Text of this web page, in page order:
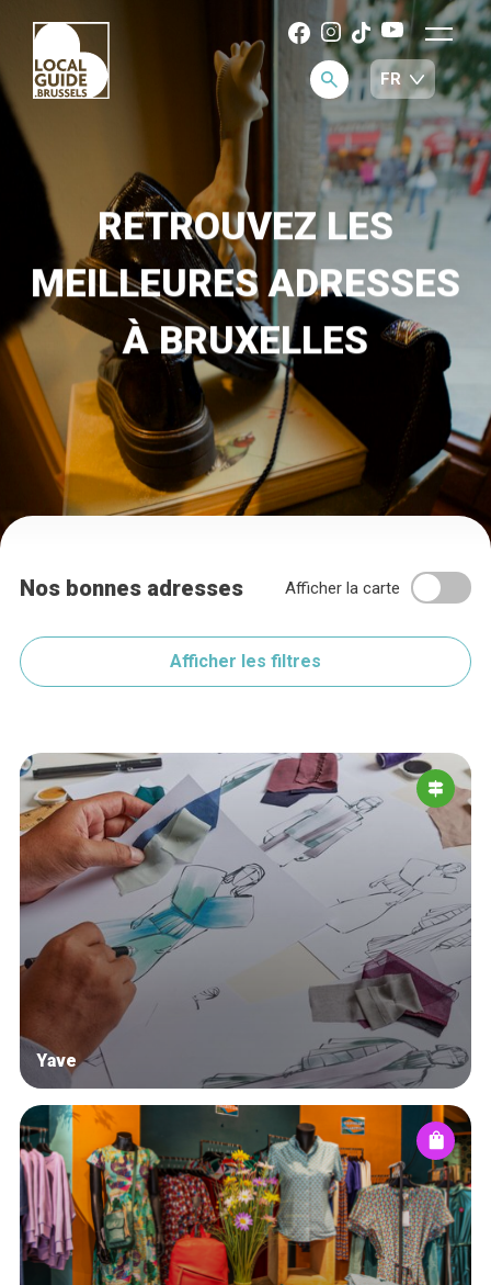
RETROUVEZ LES
MEILLEURES ADRESSES
À BRUXELLES
Nos bonnes adresses Afficher la carte
Afficher les filtres
Yave